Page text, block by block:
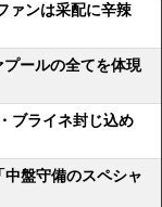
ァンは采配に辛辣
ールの全てを体現
ブライネ封じ込め
盤守備のスペシャ